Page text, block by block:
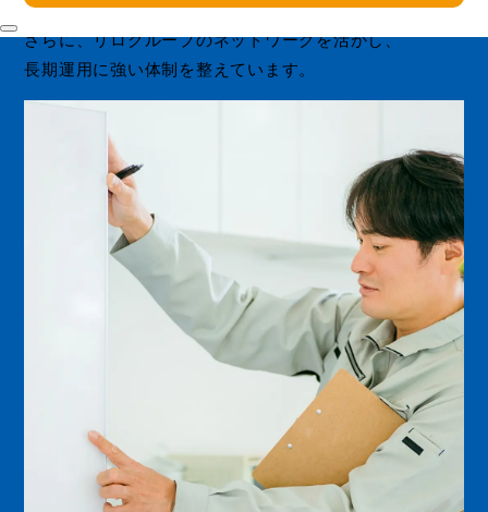
ライブ大興がワンストップで管理します。
さらに、リログループのネットワークを活かし、
長期運用に強い体制を整えています。